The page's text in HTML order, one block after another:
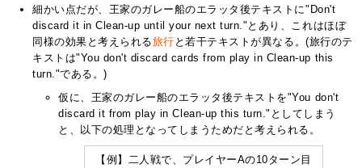
細かい点だが、王家のガレー船のエラッタ後テキストに"Don't
discard it in Clean-up until your next turn."とあり、これはほぼ
同様の効果と考えられる旅行 と若干テキストが異なる。(旅行のテ
キストは"You don't discard cards from play in Clean-up this
turn."である。)
仮に、王家のガレー船のエラッタ後テキストを"You don't
discard it from play in Clean-up this turn."としてしまう
と、以下の処理となってしまうためだと考えられる。
【例】二人戦で、プレイヤーAの10ターン目